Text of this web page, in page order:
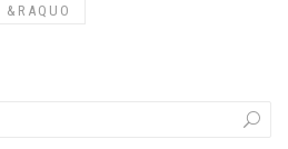
&RAQUO